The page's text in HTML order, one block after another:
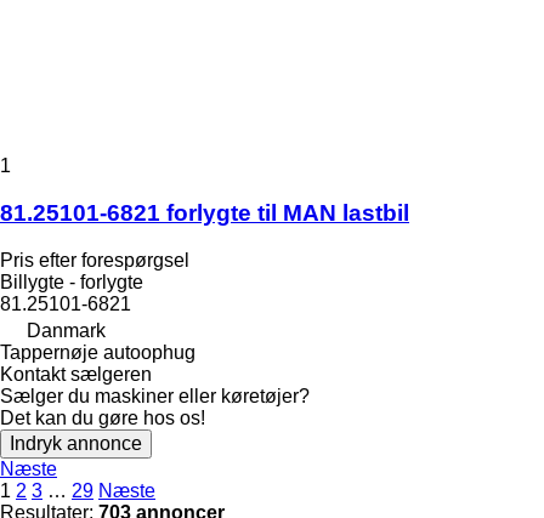
1
81.25101-6821 forlygte til MAN lastbil
Pris efter forespørgsel
Billygte - forlygte
81.25101-6821
Danmark
Tappernøje autoophug
Kontakt sælgeren
Sælger du maskiner eller køretøjer?
Det kan du gøre hos os!
Indryk annonce
Næste
1 2 3 … 29 Næste
Resultater: 703 annoncer